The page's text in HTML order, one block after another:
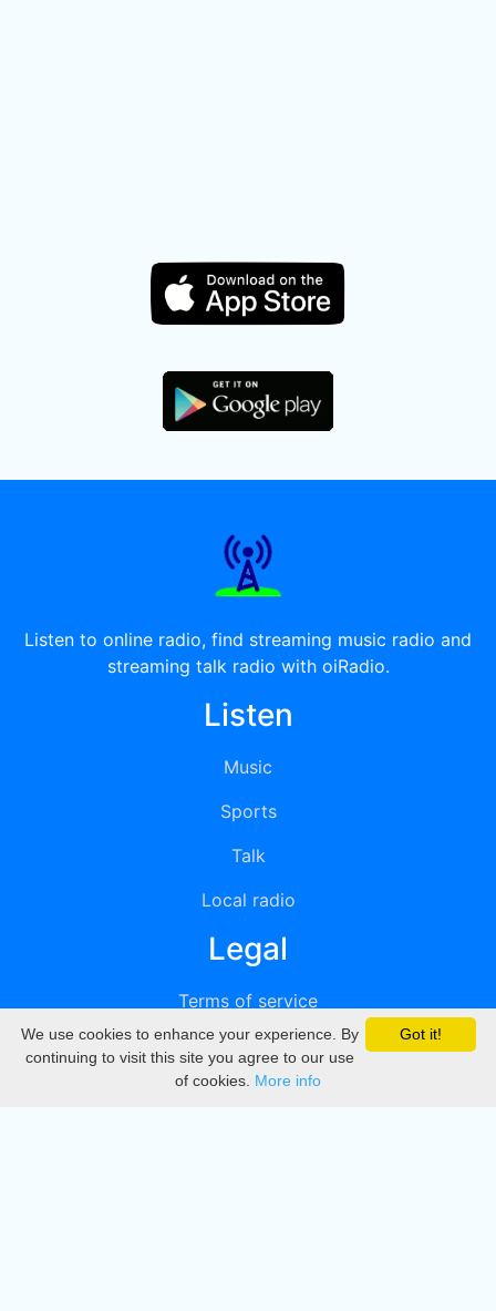
Listen to online radio, find streaming music radio and
streaming talk radio with oiRadio.
Listen
Music
Sports
Talk
Local radio
Legal
Terms of service
Privacy
DMCA
Got it!
We use cookies to enhance your experience. By
continuing to visit this site you agree to our use
of cookies. More info